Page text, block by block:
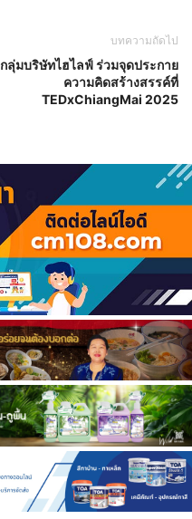
บทความถัดไป
กลุ่มบริษัทไฮไลฟ์ ร่วมจุดประกาย
ความคิดสร้างสรรค์ที่
TEDxChiangMai 2025